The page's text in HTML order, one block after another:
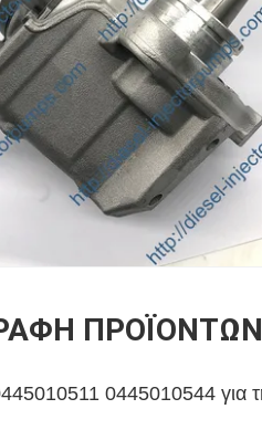
ΠΡΟΪΌΝΤΩΝ
0445010544 για